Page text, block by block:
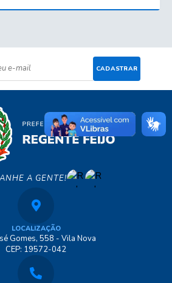
CADASTRAR
A GENTE!
LOCALIZAÇÃO
Gomes, 558 - Vila Nova
CEP: 19572-042